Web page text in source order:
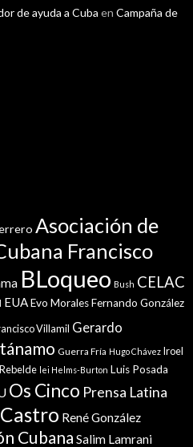
de ayuda a Cuba en Campaña de
Asociación de
Francisco
BLoqueo Bush CELAC
EUAEvo MoralesFernando González
Villamil Gerardo
Guerra Fría Hugo Chávez Iroel
lei Helms-Burton Luis Posada
Os Cinco Prensa Latina
René González
Cubana Salim Lamrani